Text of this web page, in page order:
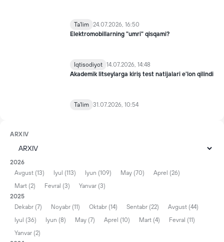
Ta'lim 24.07.2026, 16:50
Elektromobillarning "umri" qisqami?
Iqtisodiyot 14.07.2026, 14:48
Akademik litseylarga kiriş test natijalari e'lon qilindi
Ta'lim 31.07.2026, 10:54
ARXIV
2026
Avgust (13)
Iyul (113) Iyun (109) May (70)
Aprel (26)
Mart (2)
Fevral (3)
Yanvar (3)
2025
Dekabr (7)
Noyabr (11) Oktabr (14) Sentabr (22)
Avgust (44)
Iyul (36)
Iyun (8) May (7) Aprel (10) Mart (4)
Fevral (11)
Yanvar (2)